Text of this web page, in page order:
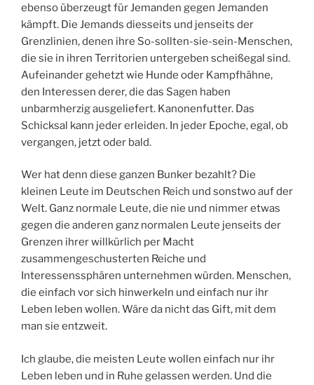
ebenso überzeugt für Jemanden gegen Jemanden
kämpft. Die Jemands diesseits und jenseits der
Grenzlinien, denen ihre So-sollten-sie-sein-Menschen,
die sie in ihren Territorien untergeben scheißegal sind.
Aufeinander gehetzt wie Hunde oder Kampfhähne,
den Interessen derer, die das Sagen haben
unbarmherzig ausgeliefert. Kanonenfutter. Das
Schicksal kann jeder erleiden. In jeder Epoche, egal, ob
vergangen, jetzt oder bald.
Wer hat denn diese ganzen Bunker bezahlt? Die
kleinen Leute im Deutschen Reich und sonstwo auf der
Welt. Ganz normale Leute, die nie und nimmer etwas
gegen die anderen ganz normalen Leute jenseits der
Grenzen ihrer willkürlich per Macht
zusammengeschusterten Reiche und
Interessenssphären unternehmen würden. Menschen,
die einfach vor sich hinwerkeln und einfach nur ihr
Leben leben wollen. Wäre da nicht das Gift, mit dem
man sie entzweit.
Ich glaube, die meisten Leute wollen einfach nur ihr
Leben leben und in Ruhe gelassen werden. Und die